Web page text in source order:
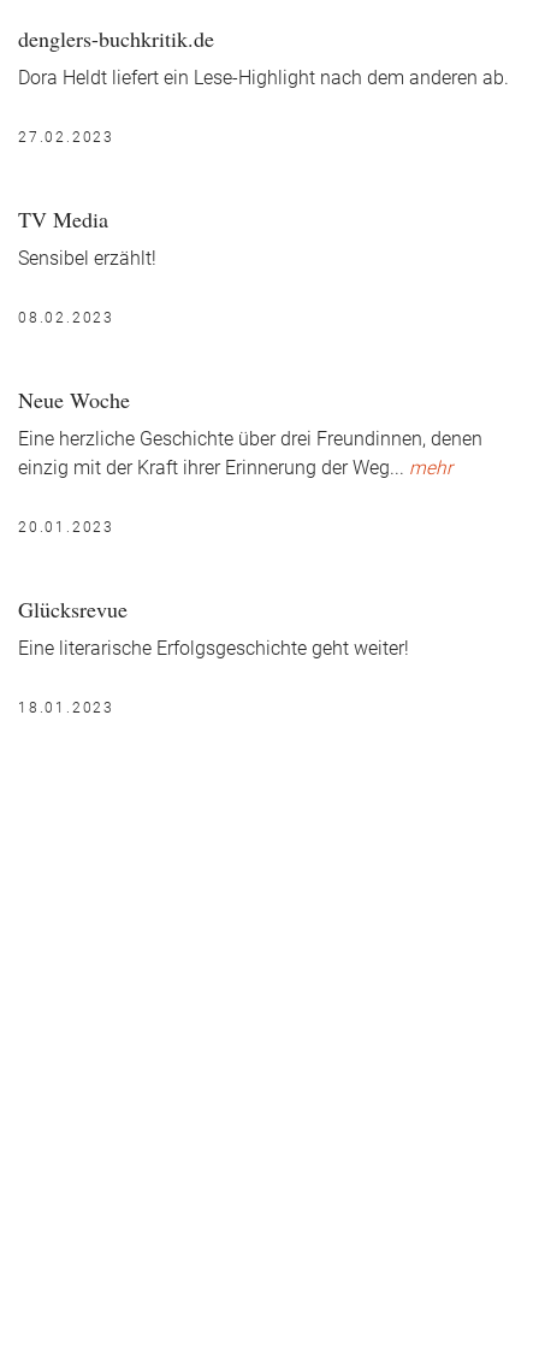
denglers-buchkritik.de
Dora Heldt liefert ein Lese-Highlight nach dem anderen ab.
27.02.2023
TV Media
Sensibel erzählt!
08.02.2023
Neue Woche
Eine herzliche Geschichte über drei Freundinnen, denen
einzig mit der Kraft ihrer Erinnerung der Weg... mehr
20.01.2023
Glücksrevue
Eine literarische Erfolgsgeschichte geht weiter!
18.01.2023